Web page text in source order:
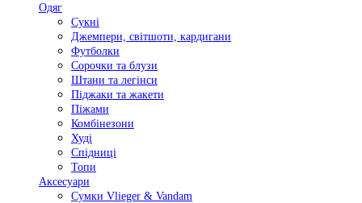
Одяг
Сукні
Джемпери, світшоти, кардигани
Футболки
Сорочки та блузи
Штани та легінси
Піджаки та жакети
Піжами
Комбінезони
Худі
Спідниці
Топи
Аксесуари
Сумки Vlieger & Vandam